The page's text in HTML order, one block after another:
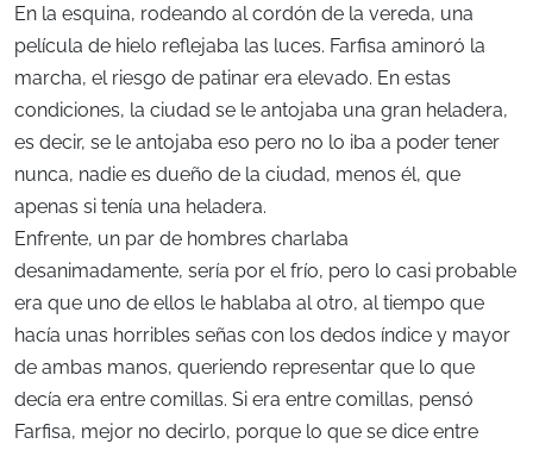
En la esquina, rodeando al cordón de la vereda, una
película de hielo reflejaba las luces. Farfisa aminoró la
marcha, el riesgo de patinar era elevado. En estas
condiciones, la ciudad se le antojaba una gran heladera,
es decir, se le antojaba eso pero no lo iba a poder tener
nunca, nadie es dueño de la ciudad, menos él, que
apenas si tenía una heladera.
Enfrente, un par de hombres charlaba
desanimadamente, sería por el frío, pero lo casi probable
era que uno de ellos le hablaba al otro, al tiempo que
hacía unas horribles señas con los dedos índice y mayor
de ambas manos, queriendo representar que lo que
decía era entre comillas. Si era entre comillas, pensó
Farfisa, mejor no decirlo, porque lo que se dice entre